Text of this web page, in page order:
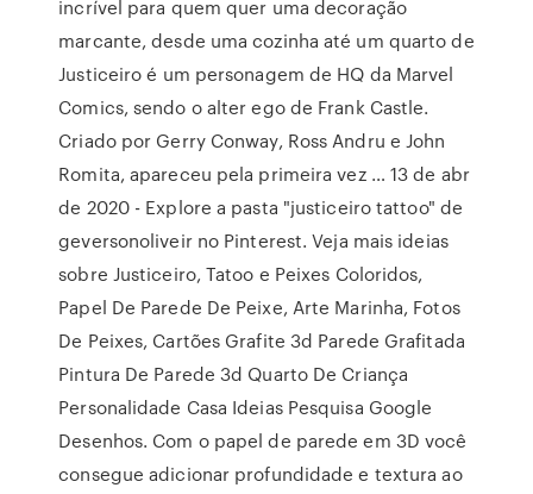
incrível para quem quer uma decoração
marcante, desde uma cozinha até um quarto de
Justiceiro é um personagem de HQ da Marvel
Comics, sendo o alter ego de Frank Castle.
Criado por Gerry Conway, Ross Andru e John
Romita, apareceu pela primeira vez … 13 de abr
de 2020 - Explore a pasta "justiceiro tattoo" de
geversonoliveir no Pinterest. Veja mais ideias
sobre Justiceiro, Tatoo e Peixes Coloridos,
Papel De Parede De Peixe, Arte Marinha, Fotos
De Peixes, Cartões Grafite 3d Parede Grafitada
Pintura De Parede 3d Quarto De Criança
Personalidade Casa Ideias Pesquisa Google
Desenhos. Com o papel de parede em 3D você
consegue adicionar profundidade e textura ao